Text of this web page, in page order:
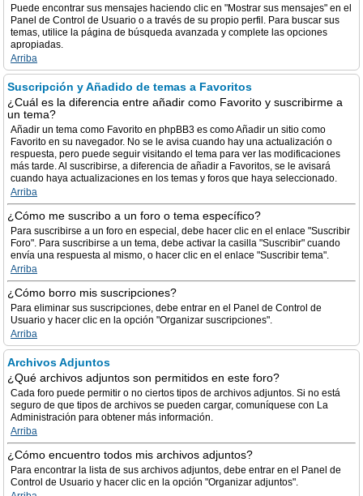
Puede encontrar sus mensajes haciendo clic en "Mostrar sus mensajes" en el
Panel de Control de Usuario o a través de su propio perfil. Para buscar sus
temas, utilice la página de búsqueda avanzada y complete las opciones
apropiadas.
Arriba
Suscripción y Añadido de temas a Favoritos
¿Cuál es la diferencia entre añadir como Favorito y suscribirme a
un tema?
Añadir un tema como Favorito en phpBB3 es como Añadir un sitio como
Favorito en su navegador. No se le avisa cuando hay una actualización o
respuesta, pero puede seguir visitando el tema para ver las modificaciones
más tarde. Al suscribirse, a diferencia de añadir a Favoritos, se le avisará
cuando haya actualizaciones en los temas y foros que haya seleccionado.
Arriba
¿Cómo me suscribo a un foro o tema específico?
Para suscribirse a un foro en especial, debe hacer clic en el enlace "Suscribir
Foro". Para suscribirse a un tema, debe activar la casilla "Suscribir" cuando
envía una respuesta al mismo, o hacer clic en el enlace "Suscribir tema".
Arriba
¿Cómo borro mis suscripciones?
Para eliminar sus suscripciones, debe entrar en el Panel de Control de
Usuario y hacer clic en la opción "Organizar suscripciones".
Arriba
Archivos Adjuntos
¿Qué archivos adjuntos son permitidos en este foro?
Cada foro puede permitir o no ciertos tipos de archivos adjuntos. Si no está
seguro de que tipos de archivos se pueden cargar, comuníquese con La
Administración para obtener más información.
Arriba
¿Cómo encuentro todos mis archivos adjuntos?
Para encontrar la lista de sus archivos adjuntos, debe entrar en el Panel de
Control de Usuario y hacer clic en la opción "Organizar adjuntos".